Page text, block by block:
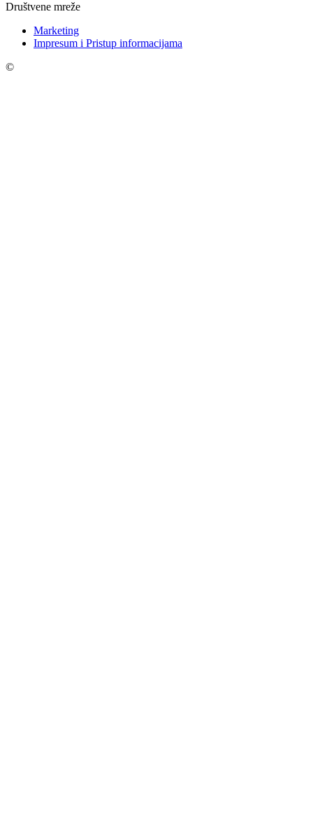
Društvene mreže
Marketing
Impresum i Pristup informacijama
©